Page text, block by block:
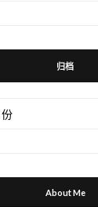
归档
About Me